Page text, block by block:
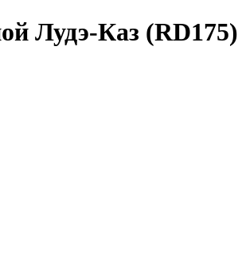
Лудэ-Каз (RD175)